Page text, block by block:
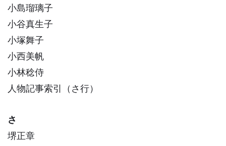
小島瑠璃子
小谷真生子
小塚舞子
小西美帆
小林稔侍
人物記事索引（さ行）
さ
堺正章